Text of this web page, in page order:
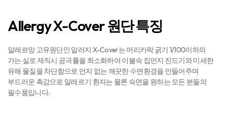
Allergy X-Cover 원단 특징
알레르망 고유원단인 알러지 X-Cover는 머리카락 굵기 1/100이하의
가는 실로 제직시 공극률을 최소화하여 이불속 집먼지 진드기와 미세한
유해 물질을 차단함으로 먼지 없는 깨끗한 수면환경을 만들어주며
부드러운 촉감으로 알레르기 환자는 물론 숙면을 원하는 모든 분들의
필수품입니다.